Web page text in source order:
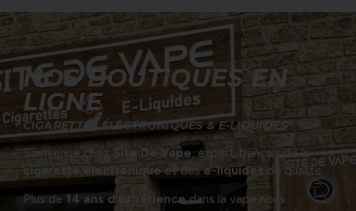
NOS BOUTIQUES EN
LIGNE
CIGARETTES ÉLECTRONIQUES & E-LIQUIDES
Bienvenue chezSite De Vape , expert français de la
cigarette électroniqueet dese-liquides de qualité.
Plus de 14 ans d’expériencedans la vape nous